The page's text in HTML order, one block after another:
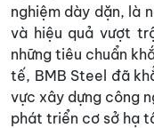
nghiệm dày dặn, là
và hiệu quả vượt
những tiêu chuẩn
tế, BMB Steel đã
vực xây dựng công
phát triển cơ sở hạ